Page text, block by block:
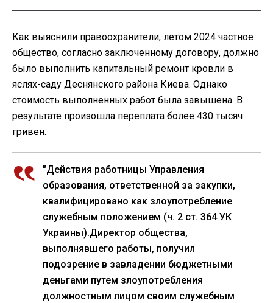
Как выяснили правоохранители, летом 2024 частное
общество, согласно заключенному договору, должно
было выполнить капитальный ремонт кровли в
яслях-саду Деснянского района Киева. Однако
стоимость выполненных работ была завышена. В
результате произошла переплата более 430 тысяч
гривен.
"Действия работницы Управления
образования, ответственной за закупки,
квалифицировано как злоупотребление
служебным положением (ч. 2 ст. 364 УК
Украины).Директор общества,
выполнявшего работы, получил
подозрение в завладении бюджетными
деньгами путем злоупотребления
должностным лицом своим служебным